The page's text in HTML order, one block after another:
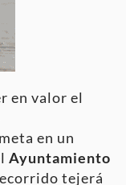
en valor el
en un
Ayuntamiento
tejerá